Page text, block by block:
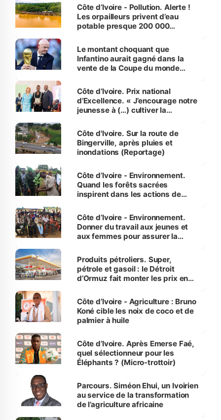
Côte d’Ivoire - Pollution. Alerte !
Les orpailleurs privent d’eau
potable presque 200 000
Le montant choquant que
Infantino aurait gagné dans la
vente de la Coupe du monde
Côte d’Ivoire. Prix national
d’Excellence. « J’encourage notre
jeunesse à (…) cultiver la
(Alassane Ouattara
Côte d'Ivoire. Sur la route de
Bingerville, après pluies et
inondations (Reportage)
Côte d’Ivoire - Environnement.
Quand les forêts sacrées
inspirent dans les actions de
Côte d’Ivoire - Environnement.
Donner du travail aux jeunes et
aux femmes pour assurer la
menacées
Produits pétroliers. Super,
pétrole et gasoil : le Détroit
d’Ormuz fait monter les prix en
Côte d’Ivoire - Agriculture : Bruno
Koné cible les noix de coco et de
palmier à huile
Côte d’Ivoire. Après Emerse Faé,
quel sélectionneur pour les
Éléphants ? (Micro-trottoir)
Parcours. Siméon Ehui, un Ivoirien
au service de la transformation
de l’agriculture africaine